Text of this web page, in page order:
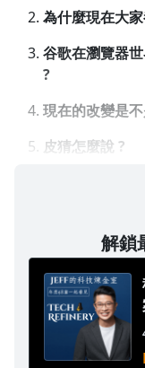
為什麼現在大
谷歌在瀏覽器
?
現在的改變是
皮猜怎麼說 ?
解鎖